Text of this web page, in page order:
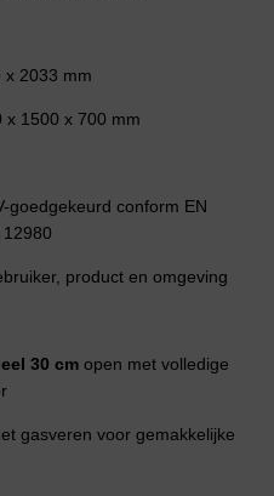
x 2033 mm
x 1500 x 700 mm
goedgekeurd conform EN
product en omgeving
30 cm open met volledige
gasveren voor gemakkelijke